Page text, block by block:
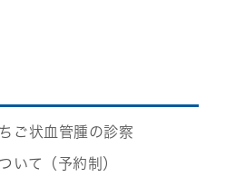
ご状血管腫の診察
いて（予約制）